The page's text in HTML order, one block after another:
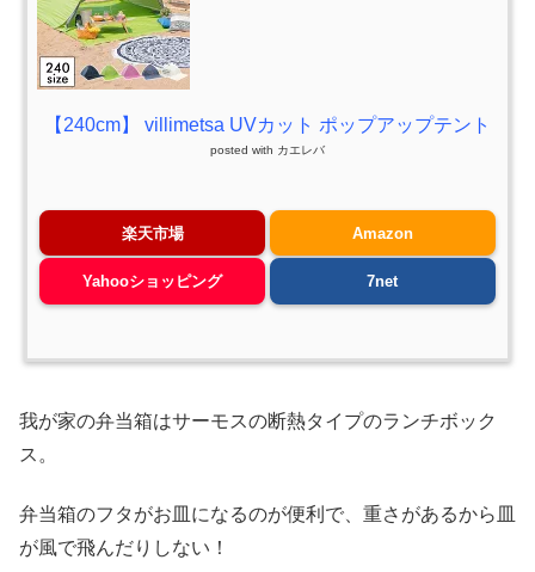
【240cm】 villimetsa UVカット ポップアップテント
posted with カエレバ
楽天市場 Amazon
Yahooショッピング 7net
我が家の弁当箱はサーモスの断熱タイプのランチボック
ス。
弁当箱のフタがお皿になるのが便利で、重さがあるから皿
が風で飛んだりしない！